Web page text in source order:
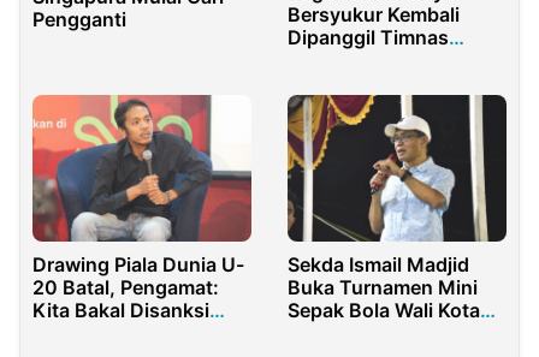
Pengganti
Bersyukur Kembali
Dipanggil Timnas
Drawing Piala Dunia U-
20 Batal, Pengamat:
Kita Bakal Disanksi
Sekda Ismail Madjid
Buka Turnamen Mini
Sepak Bola Wali Kota